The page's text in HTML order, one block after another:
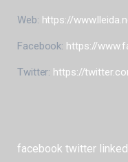
Web: https://
Facebook: https://
Twitter: https://
facebook twitter